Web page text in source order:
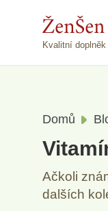
Kvalitní
Domů
Ačkoli
dalších